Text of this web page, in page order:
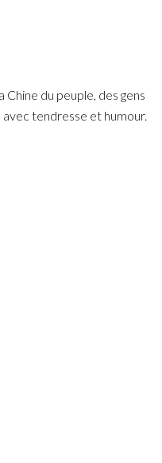
du peuple, des gens
tendresse et humour.